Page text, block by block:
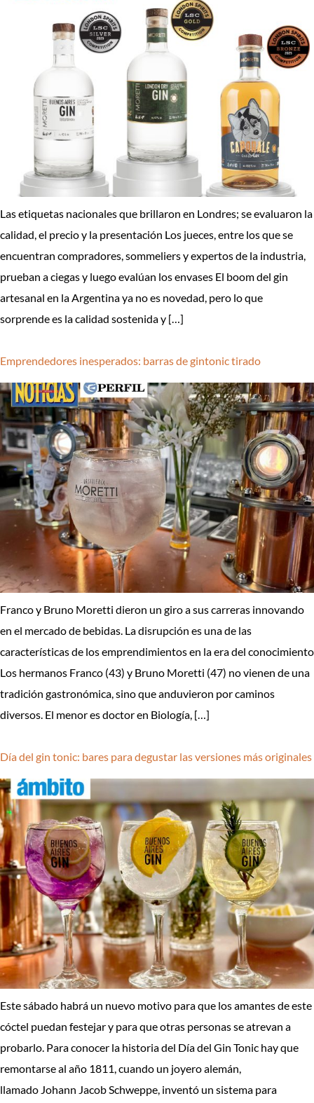
Las etiquetas nacionales que brillaron en Londres; se evaluaron la
calidad, el precio y la presentación Los jueces, entre los que se
encuentran compradores, sommeliers y expertos de la industria,
prueban a ciegas y luego evalúan los envases El boom del gin
artesanal en la Argentina ya no es novedad, pero lo que
sorprende es la calidad sostenida y […]
Emprendedores inesperados: barras de gintonic tirado
Franco y Bruno Moretti dieron un giro a sus carreras innovando
en el mercado de bebidas. La disrupción es una de las
características de los emprendimientos en la era del conocimiento
Los hermanos Franco (43) y Bruno Moretti (47) no vienen de una
tradición gastronómica, sino que anduvieron por caminos
diversos. El menor es doctor en Biología, […]
Día del gin tonic: bares para degustar las versiones más originales
Este sábado habrá un nuevo motivo para que los amantes de este
cóctel puedan festejar y para que otras personas se atrevan a
probarlo. Para conocer la historia del Día del Gin Tonic hay que
remontarse al año 1811, cuando un joyero alemán,
llamado Johann Jacob Schweppe, inventó un sistema para